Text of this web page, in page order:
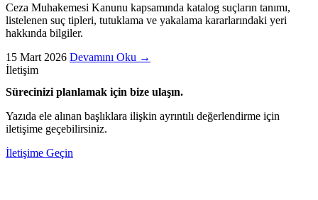
Ceza Muhakemesi Kanunu kapsamında katalog suçların tanımı,
listelenen suç tipleri, tutuklama ve yakalama kararlarındaki yeri
hakkında bilgiler.
15 Mart 2026 Devamını Oku →
İletişim
Sürecinizi planlamak için bize ulaşın.
Yazıda ele alınan başlıklara ilişkin ayrıntılı değerlendirme için
iletişime geçebilirsiniz.
İletişime Geçin